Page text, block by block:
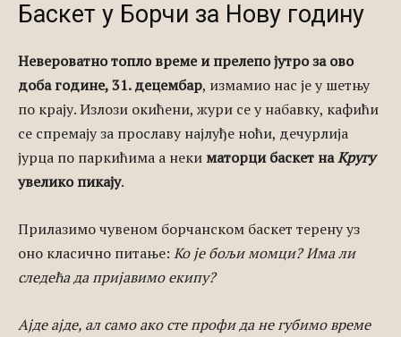
Баскет у Борчи за Нову годину
Невероватно топло време и прелепо јутро за ово
доба године, 31. децембар, измамио нас је у шетњу
по крају. Излози окићени, жури се у набавку, кафићи
се спремају за прославу најлуђе ноћи, дечурлија
јурца по паркићима а неки маторци баскет наКругу
увелико пикају.
Прилазимо чувеном борчанском баскет терену уз
оно класично питање: Ко је бољи момци? Има ли
следећа да пријавимо екипу?
Ајде ајде, ал само ако сте профи да не губимо време